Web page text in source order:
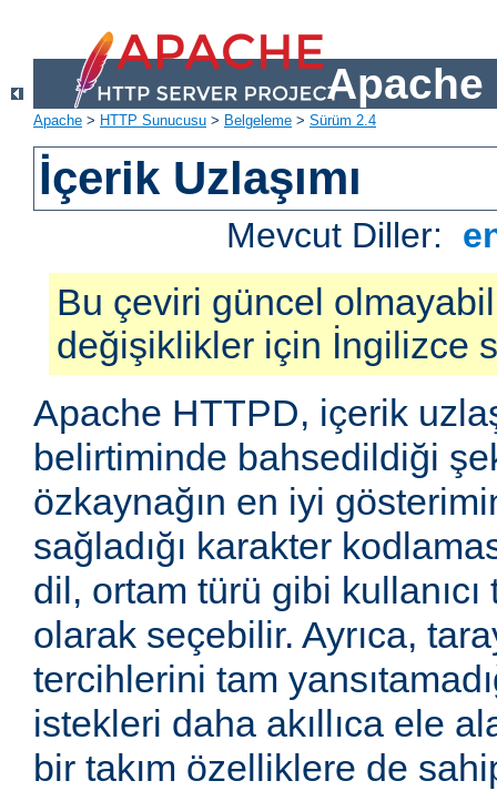
Apache
Apache > HTTP Sunucusu > Belgeleme > Sürüm 2.4
İçerik Uzlaşımı
Mevcut Diller:
Bu çeviri güncel
değişiklikler için İngilizce
Apache HTTPD, içerik
belirtiminde bahsedildiği
özkaynağın en iyi
sağladığı karakter
dil, ortam türü gibi
olarak seçebilir. Ayrıca,
tercihlerini tam
istekleri daha akıllıca ele
bir takım özelliklere de